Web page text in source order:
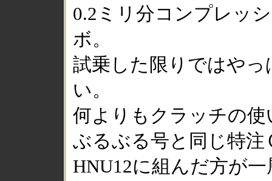
0.2ミリ分コンプレッ
ボ。
試乗した限りではや
い。
何よりもクラッチの
ぶるぶる号と同じ特
HNU12に組んだ方が